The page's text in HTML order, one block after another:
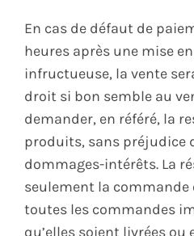
En cas de défaut de
heures après une mise
infructueuse, la vente
droit si bon semble au
demander, en référé, la
produits, sans préjudice
dommages-intérêts. La
seulement la commande
toutes les commandes
qu’elles soient livrées